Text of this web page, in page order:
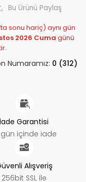
Bu Ürünü Paylaş
sonu hariç) aynı gün
2026 Cuma günü
Numaramız: 0 (312)
İade Garantisi
gün içinde iade
Alışveriş
256bit SSL ile